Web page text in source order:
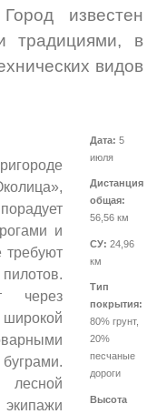
известен
традициями, в
видов
и
требуют
через
лесной
Дата: 5
июля
Дистанция
общая:
56,56 км
СУ: 24,96
км
Тип
покрытия:
80% грунт,
20%
песчаные
дороги
Высота